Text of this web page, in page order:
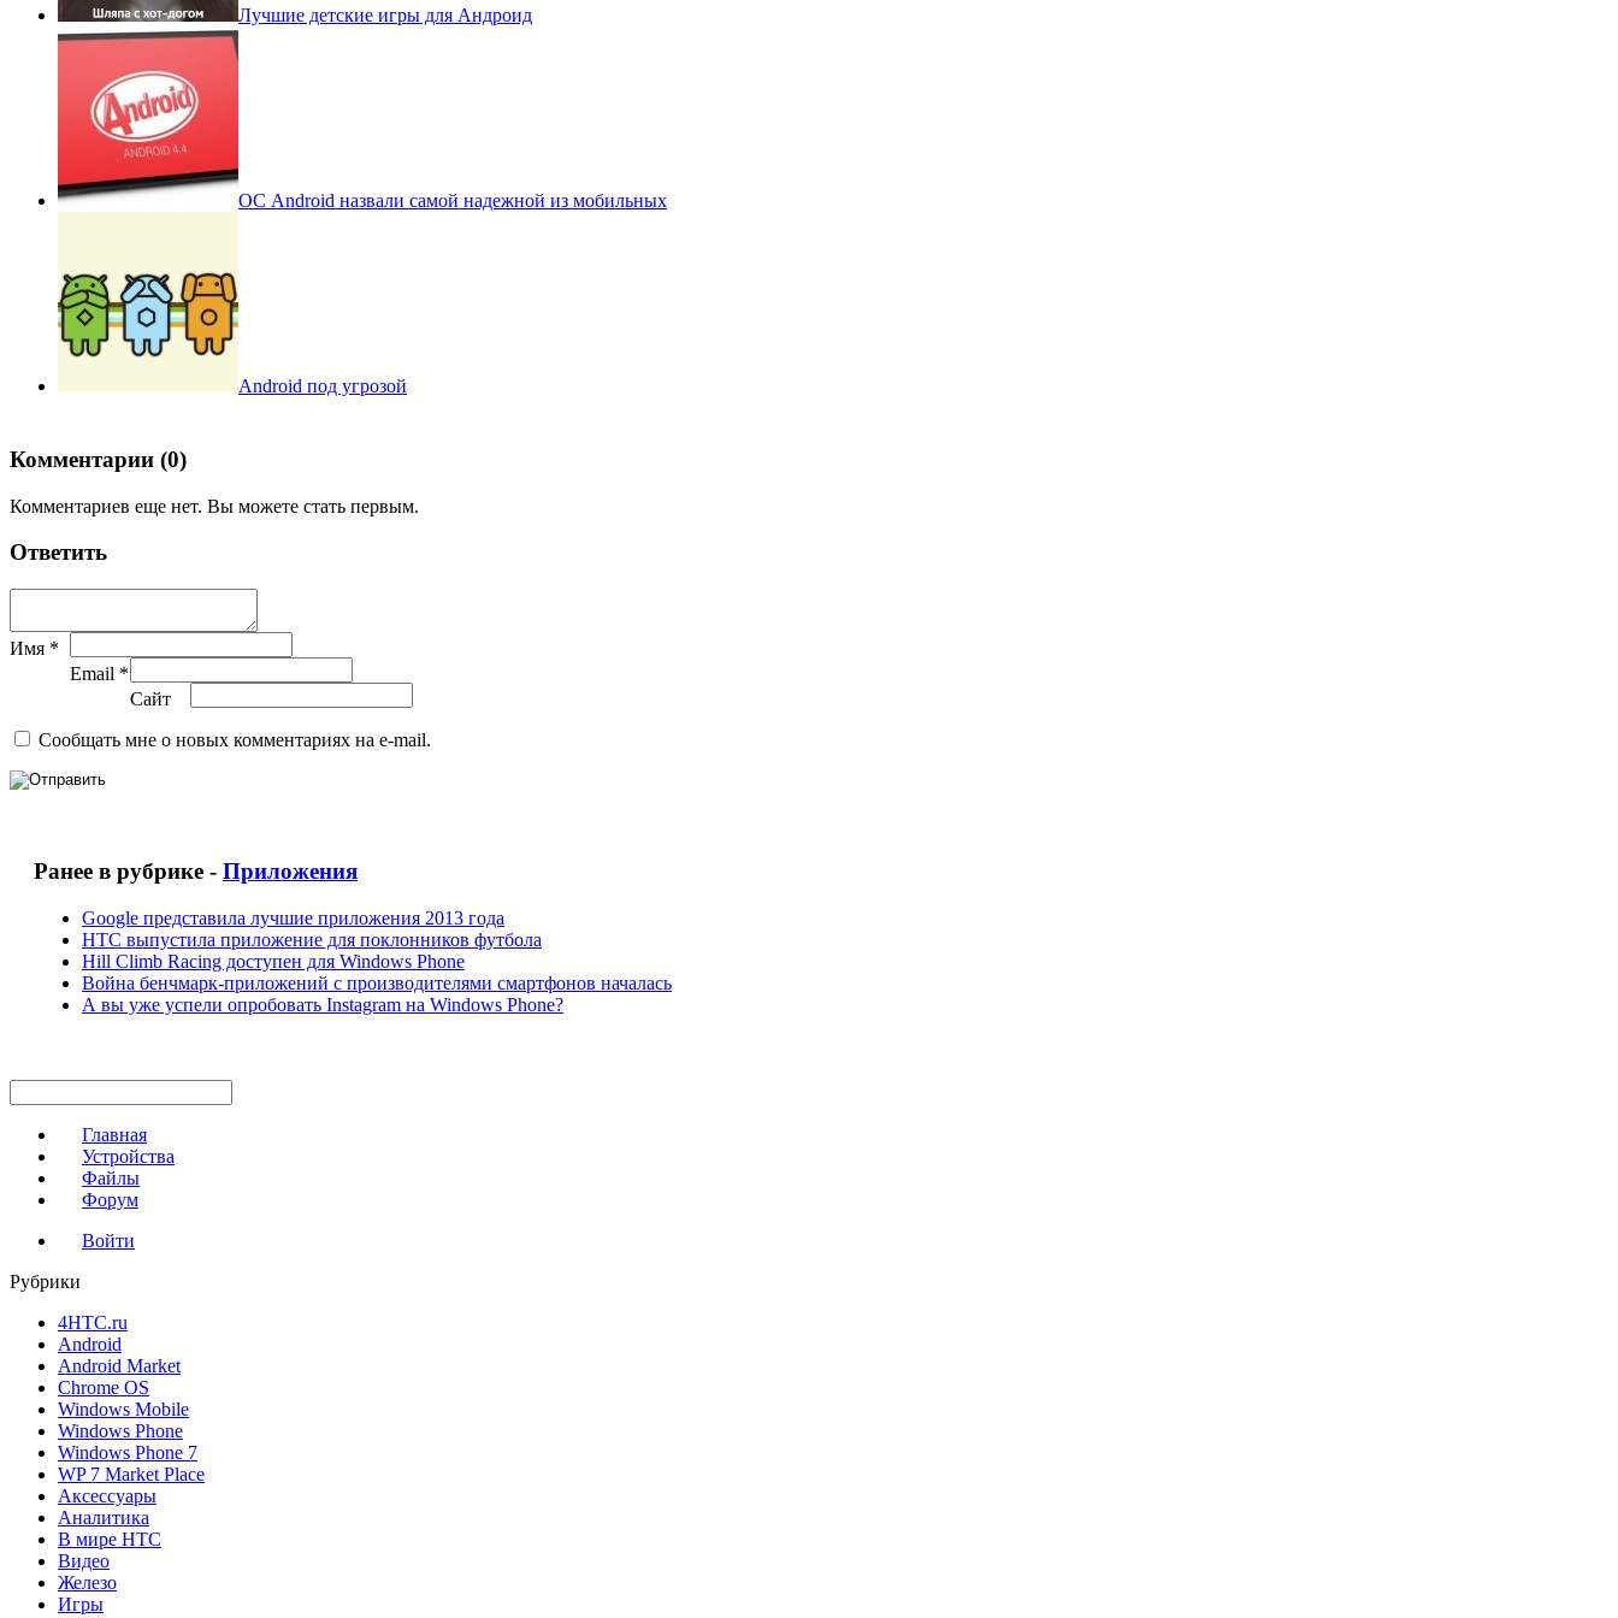
Лучшие детские игры для Андроид
ОС Android назвали самой надежной из мобильных
Android под угрозой
Комментарии (0)
Комментариев еще нет. Вы можете стать первым.
Ответить
Имя *
Email *
Сайт
Сообщать мне о новых комментариях на e-mail.
Ранее в рубрике - Приложения
Google представила лучшие приложения 2013 года
HTC выпустила приложение для поклонников футбола
Hill Climb Racing доступен для Windows Phone
Война бенчмарк-приложений c производителями смартфонов началась
А вы уже успели опробовать Instagram на Windows Phone?
Главная
Устройства
Файлы
Форум
Войти
Рубрики
4HTC.ru
Android
Android Market
Chrome OS
Windows Mobile
Windows Phone
Windows Phone 7
WP 7 Market Place
Аксессуары
Аналитика
В мире HTC
Видео
Железо
Игры